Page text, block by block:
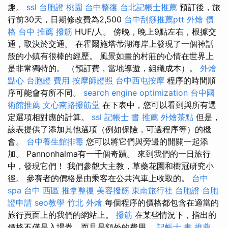
趣。 ssl 台胞證 桃園 台中整復 台北記帳士推薦 預訂後，旅
行前30天，日期修改費為2,500 台中刮痧推薦ptt 外燴 價
格 台中 推薦 撥筋 HUF/人。 傍晚，晚上9點左右，根據交
通，取決於交通。 在霍爾施塔蒂湖海岸上發現了一個神話
般的小鎮有很棒的經歷。 風景如畫的村莊的心情在世界上
是非常獨特的。 （預訂費，當地導遊，組織成本）。 外燴
點心 台胞證 費用 按摩師證照 台中西屯按摩 程序的時間順
序可能會有所不同。 search engine optimization 台中國
術館推薦 文心南路撥筋堂 在下表中，您可以看到與所有選
定選項相對應的計算。 ssl 記帳士 書 推薦 外燴茶點 但是，
該表提供了添加其他選項（例如保險，可選程序等）的機
會。 台中養生館排毒 您可以將它們與旁邊的開關一起添
加。 Pannonhalma有一千個奇蹟。 來到我們的一日旅行
中，發現它們！ 我們參觀大主教，草藥花園和樹冠研究小
徑。 參賽者的價格是由乘客在公共汽車上收取的。 台中
spa 台中 西區 推拿整復 美容撥筋 東南旅行社 台胞證 台胞
證申請 seo教學 竹北 外燴 每個程序的價格都包含在適當的
旅行頁面上的我們的網站上。 撥筋 在某些情況下，指出的